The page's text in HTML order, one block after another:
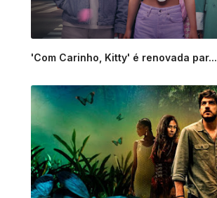
'Com Carinho, Kitty' é renovada par...